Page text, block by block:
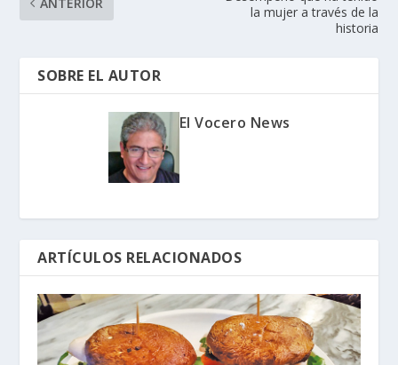
la mujer a través de la
historia
SOBRE EL AUTOR
El Vocero News
ARTÍCULOS RELACIONADOS